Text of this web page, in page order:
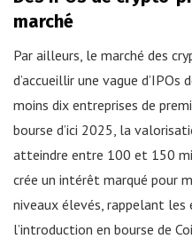
marché
Par ailleurs, le marché des
d’accueillir une vague d’IPOs
moins dix entreprises de
bourse d’ici 2025, la
atteindre entre 100 et 150
crée un intérêt marqué pour
niveaux élevés, rappelant
l’introduction en bourse de